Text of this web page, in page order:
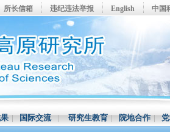
所长信箱 违纪违法举报 English 中国
|国际交流|研究生教育|院地合作|